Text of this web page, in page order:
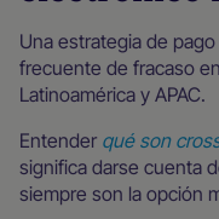
Una estrategia de
frecuente de fracaso
Latinoamérica y APAC.
Entender qué son
significa darse cuenta
siempre son la opción